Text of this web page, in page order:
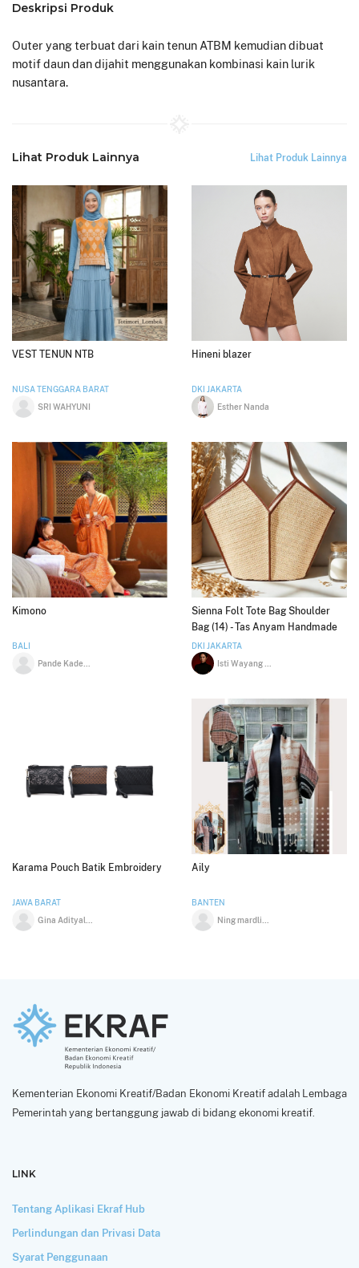
Deskripsi Produk
Outer yang terbuat dari kain tenun ATBM kemudian dibuat
motif daun dan dijahit menggunakan kombinasi kain lurik
nusantara.
Lihat Produk Lainnya Lihat Produk Lainnya
VEST TENUN NTB
NUSA TENGGARA BARAT
SRI WAHYUNI
Hineni blazer
DKI JAKARTA
Esther Nanda
Kimono
BALI
Sienna Folt Tote Bag Shoulder
Bag (14) - Tas Anyam Handmade
DKI JAKARTA
Karama Pouch Batik Embroidery
JAWA BARAT
Aily
BANTEN
Kementerian Ekonomi Kreatif/Badan Ekonomi Kreatif adalah Lembaga
Pemerintah yang bertanggung jawab di bidang ekonomi kreatif.
LINK
Tentang Aplikasi Ekraf Hub
Perlindungan dan Privasi Data
Syarat Penggunaan